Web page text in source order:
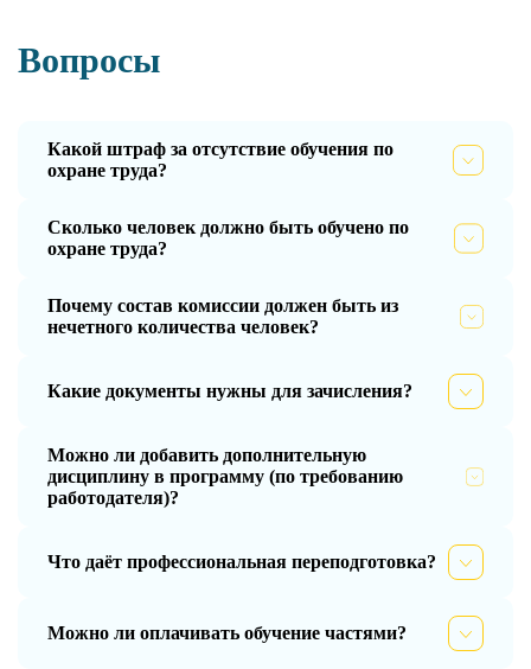
Вопросы
Какой штраф за отсутствие обучения по
охране труда?
Сколько человек должно быть обучено по
охране труда?
Почему состав комиссии должен быть из
нечетного количества человек?
Какие документы нужны для зачисления?
Можно ли добавить дополнительную
дисциплину в программу (по требованию
работодателя)?
Что даёт профессиональная переподготовка?
Можно ли оплачивать обучение частями?